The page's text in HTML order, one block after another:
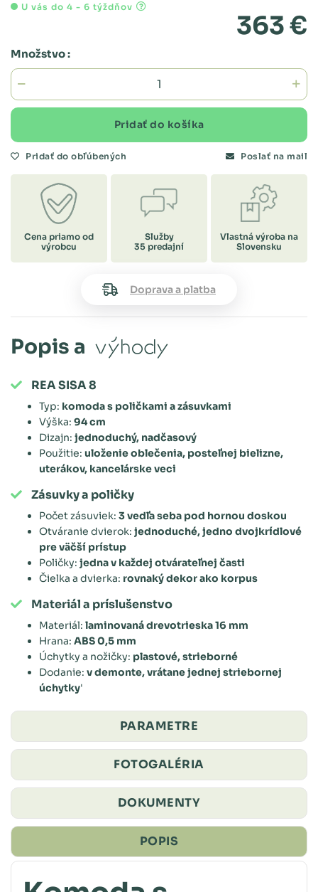
U vás do 4 - 6 týždňov
363 €
Množstvo :
Pridať do košíka
Pridať do obľúbených Poslať na mail
Cena priamo od
výrobcu
Služby
35 predajní
Vlastná výroba na
Slovensku
Doprava a platba
Popis a výhody
REA SISA 8
Typ: komoda s poličkami a zásuvkami
Výška: 94 cm
Dizajn: jednoduchý, nadčasový
Použitie: uloženie oblečenia, posteľnej bielizne,
uterákov, kancelárske veci
Zásuvky a poličky
Počet zásuviek: 3 vedľa seba pod hornou doskou
Otváranie dvierok: jednoduché, jedno dvojkrídlové
pre väčší prístup
Poličky: jedna v každej otvárateľnej časti
Čielka a dvierka: rovnaký dekor ako korpus
Materiál a príslušenstvo
Materiál: laminovaná drevotrieska 16 mm
Hrana: ABS 0,5 mm
Úchytky a nožičky: plastové, strieborné
Dodanie: v demonte, vrátane jednej striebornej
úchytky'
PARAMETRE
FOTOGALÉRIA
DOKUMENTY
POPIS